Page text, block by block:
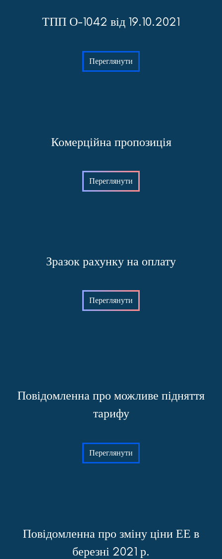
ТПП О-1042 від 19.10.2021
Переглянути
Комерційна пропозиція
Переглянути
Зразок рахунку на оплату
Переглянути
Повідомленна про можливе підняття
тарифу
Переглянути
Повідомленна про зміну ціни ЕЕ в
березні 2021 р.